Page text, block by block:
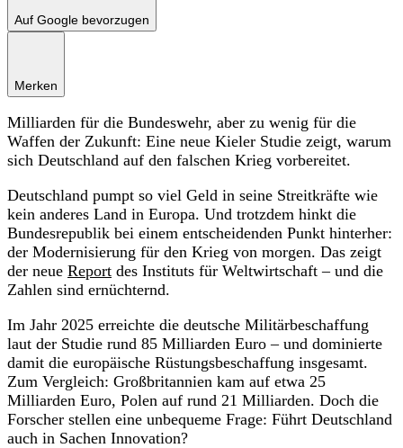
Auf Google bevorzugen
Merken
Milliarden für die Bundeswehr, aber zu wenig für die
Waffen der Zukunft: Eine neue Kieler Studie zeigt, warum
sich Deutschland auf den falschen Krieg vorbereitet.
Deutschland pumpt so viel Geld in seine Streitkräfte wie
kein anderes Land in Europa. Und trotzdem hinkt die
Bundesrepublik bei einem entscheidenden Punkt hinterher:
der Modernisierung für den Krieg von morgen. Das zeigt
der neue Report des Instituts für Weltwirtschaft – und die
Zahlen sind ernüchternd.
Im Jahr 2025 erreichte die deutsche Militärbeschaffung
laut der Studie rund 85 Milliarden Euro – und dominierte
damit die europäische Rüstungsbeschaffung insgesamt.
Zum Vergleich: Großbritannien kam auf etwa 25
Milliarden Euro, Polen auf rund 21 Milliarden. Doch die
Forscher stellen eine unbequeme Frage: Führt Deutschland
auch in Sachen Innovation?